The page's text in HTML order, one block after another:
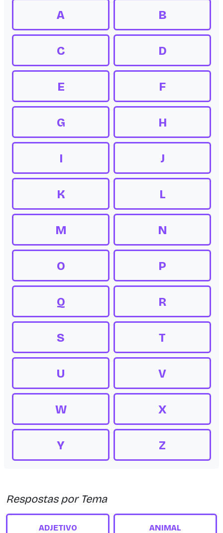
A B
C D
E F
G H
I J
K L
M N
O P
Q R
S T
U V
W X
Y Z
Respostas por Tema
ADJETIVO ANIMAL